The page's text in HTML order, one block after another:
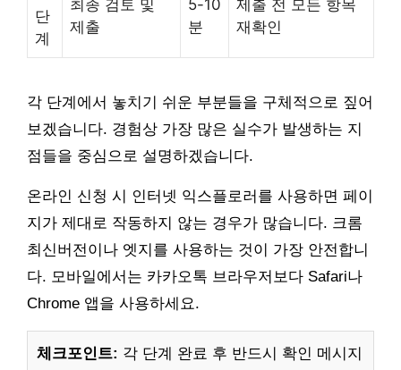
단
계
최종 검토 및
제출
5-10
분
제출 전 모든 항목
재확인
각 단계에서 놓치기 쉬운 부분들을 구체적으로 짚어
보겠습니다. 경험상 가장 많은 실수가 발생하는 지
점들을 중심으로 설명하겠습니다.
온라인 신청 시 인터넷 익스플로러를 사용하면 페이
지가 제대로 작동하지 않는 경우가 많습니다. 크롬
최신버전이나 엣지를 사용하는 것이 가장 안전합니
다. 모바일에서는 카카오톡 브라우저보다 Safari나
Chrome 앱을 사용하세요.
체크포인트: 각 단계 완료 후 반드시 확인 메시지